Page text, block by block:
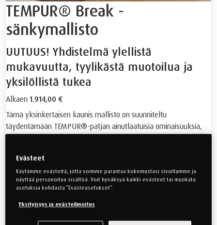
TEMPUR® Break -
sänkymallisto
UUTUUS! Yhdistelmä ylellistä
mukavuutta, tyylikästä muotoilua ja
yksilöllistä tukea
Alkaen 1.914,00 €
Tämä yksinkertaisen kaunis mallisto on suunniteltu
täydentämään TEMPUR®-patjan ainutlaatuisia ominaisuuksia,
minkä ansiosta nukut yhä ergonomisemmin.
Tyylikäs muotoilu ja ensiluokkainen laatu
Helppo kasaus ilman työkaluja
Saatavilla myös ilman päätyä
Evästeet
Käytämme evästeitä, jotta voimme parantaa kokemustasi sivuillamme ja
näyttää personoitua sisältöä. Voit hyväksyä kaikki evästeet tai muokata
asetuksia kohdasta ”Evästeasetukset”.
Yksityisyys ja evästeilmoitus